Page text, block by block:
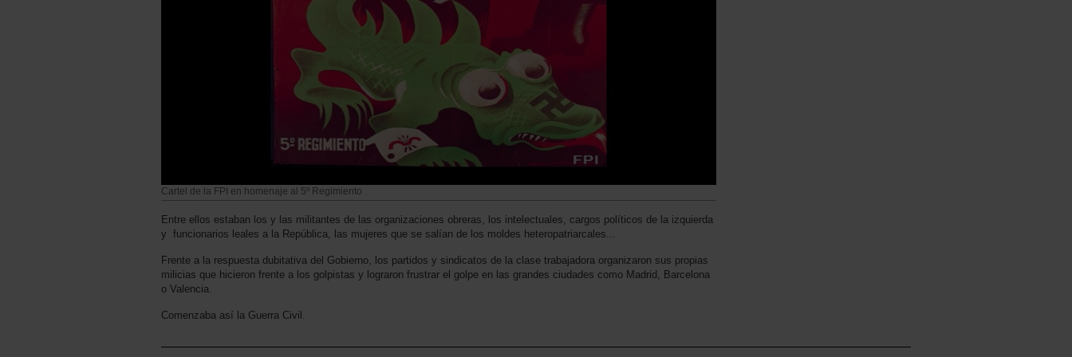
Cartel de la FPI en homenaje al 5º Regimiento
Entre ellos estaban los y las militantes de las organizaciones obreras, los intelectuales, cargos políticos de la izquierda
y funcionarios leales a la República, las mujeres que se salían de los moldes heteropatriarcales...
Frente a la respuesta dubitativa del Gobierno, los partidos y sindicatos de la clase trabajadora organizaron sus propias
milicias que hicieron frente a los golpistas y lograron frustrar el golpe en las grandes ciudades como Madrid, Barcelona
o Valencia.
Comenzaba así la Guerra Civil.